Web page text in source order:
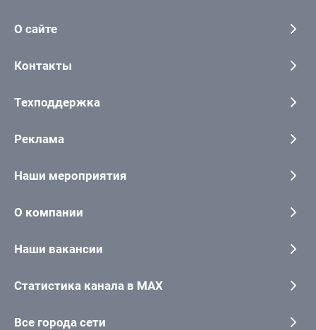
О сайте
Контакты
Техподдержка
Реклама
Наши мероприятия
О компании
Наши вакансии
Статистика канала в MAX
Все города сети